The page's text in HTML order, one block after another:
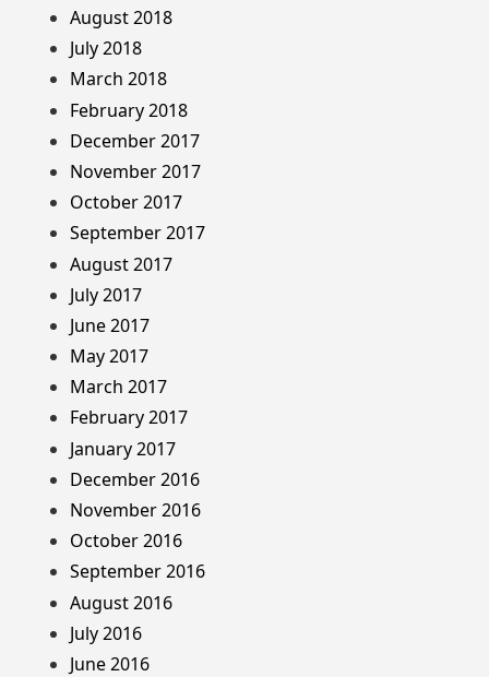
August 2018
July 2018
March 2018
February 2018
December 2017
November 2017
October 2017
September 2017
August 2017
July 2017
June 2017
May 2017
March 2017
February 2017
January 2017
December 2016
November 2016
October 2016
September 2016
August 2016
July 2016
June 2016